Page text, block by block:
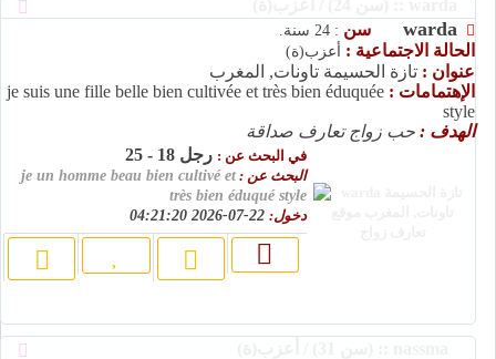
warda سن : 24 سنة.
الحالة الاجتماعية : أعزب(ة)
عنوان : تازة الحسيمة تاونات, المغرب
الإهتمامات : je suis une fille belle bien cultivée et très bien éduquée
style
الهدف : حب زواج تعارف صداقة
في البحث عن : رجل 18 - 25
البحث عن : je un homme beau bien cultivé et
très bien éduqué style
دخول: